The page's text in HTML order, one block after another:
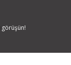
görüşün!